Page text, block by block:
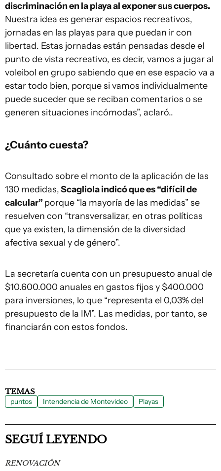
discriminación en la playa al exponer sus cuerpos.
Nuestra idea es generar espacios recreativos,
jornadas en las playas para que puedan ir con
libertad. Estas jornadas están pensadas desde el
punto de vista recreativo, es decir, vamos a jugar al
voleibol en grupo sabiendo que en ese espacio va a
estar todo bien, porque si vamos individualmente
puede suceder que se reciban comentarios o se
generen situaciones incómodas”, aclaró..
¿Cuánto cuesta?
Consultado sobre el monto de la aplicación de las
130 medidas,Scagliola indicó que es “difícil de
calcular” porque “la mayoría de las medidas” se
resuelven con “transversalizar, en otras políticas
que ya existen, la dimensión de la diversidad
afectiva sexual y de género”.
La secretaría cuenta con un presupuesto anual de
$10.600.000 anuales en gastos fijos y $400.000
para inversiones, lo que “representa el 0,03% del
presupuesto de la IM”. Las medidas, por tanto, se
financiarán con estos fondos.
TEMAS
puntos Intendencia de Montevideo Playas
SEGUÍ LEYENDO
RENOVACIÓN